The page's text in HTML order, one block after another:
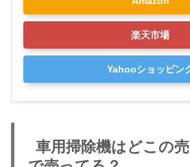
楽天市場
Yahooショッピン
車用掃除機はどこの